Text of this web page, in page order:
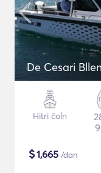
De Cesari
Hitri čoln
$1,665 /dan